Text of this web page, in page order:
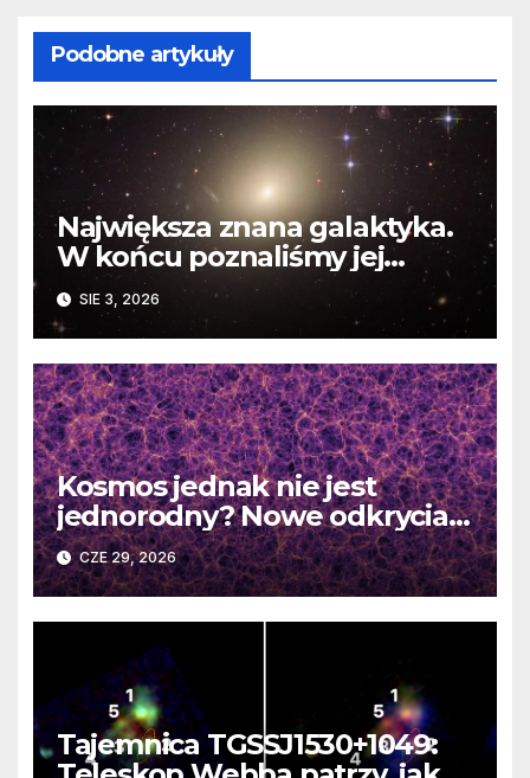
Podobne artykuły
Największa znana galaktyka.
W końcu poznaliśmy jej
faktyczne wymiary
SIE 3, 2026
Kosmos jednak nie jest
jednorodny? Nowe odkrycia
DESI burzą fundamentalne
zasady kosmologii
CZE 29, 2026
Tajemnica TGSSJ1530+1049: